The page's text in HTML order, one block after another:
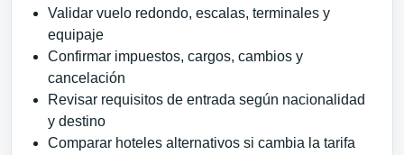
Validar vuelo redondo, escalas, terminales y
equipaje
Confirmar impuestos, cargos, cambios y
cancelación
Revisar requisitos de entrada según nacionalidad
y destino
Comparar hoteles alternativos si cambia la tarifa